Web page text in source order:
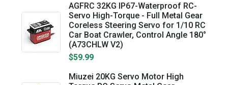
AGFRC 32KG IP67-Waterproof RC-
Servo High-Torque - Full Metal Gear
Coreless Steering Servo for 1/10 RC
Car Boat Crawler, Control Angle 180°
(A73CHLW V2)
$59.99
Miuzei 20KG Servo Motor High